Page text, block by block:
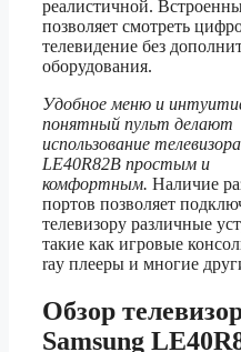
реалистичной.
позволяет смотреть
телевидение без
оборудования.
Удобное меню и
понятный пульт делают
использование
LE40R82B простым и
комфортным. Наличие
портов позволяет
телевизору различные
такие как игровые
ray плееры и многие
Обзор
Samsung